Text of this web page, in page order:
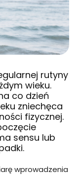
rutyny
wieku.
co dzień
zniechęca
fizycznej.
sensu lub
wprowadzenia